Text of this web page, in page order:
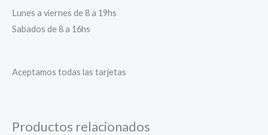
Lunes a viernes de 8 a 19hs
Sabados de 8 a 16hs
Aceptamos todas las tarjetas
Productos relacionados